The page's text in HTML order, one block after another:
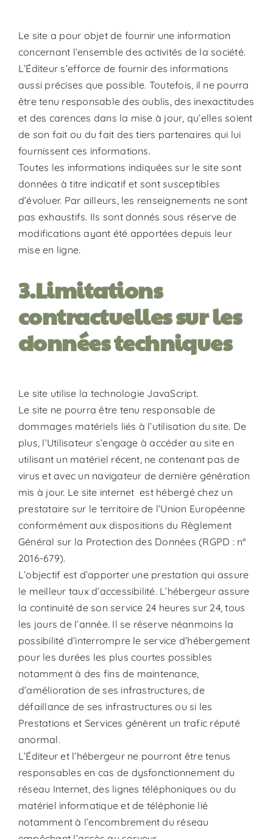
​Le site a pour objet de fournir une information
concernant l’ensemble des activités de la société.
L’Éditeur s’efforce de fournir des informations
aussi précises que possible. Toutefois, il ne pourra
être tenu responsable des oublis, des inexactitudes
et des carences dans la mise à jour, qu’elles soient
de son fait ou du fait des tiers partenaires qui lui
fournissent ces informations.
Toutes les informations indiquées sur le site sont
données à titre indicatif et sont susceptibles
d’évoluer. Par ailleurs, les renseignements ne sont
pas exhaustifs. Ils sont donnés sous réserve de
modifications ayant été apportées depuis leur
mise en ligne.
3.Limitations
contractuelles sur les
données techniques
Le site utilise la technologie JavaScript.
Le site ne pourra être tenu responsable de
dommages matériels liés à l’utilisation du site. De
plus, l’Utilisateur s’engage à accéder au site en
utilisant un matériel récent, ne contenant pas de
virus et avec un navigateur de dernière génération
mis à jour. Le site internet est hébergé chez un
prestataire sur le territoire de l’Union Européenne
conformément aux dispositions du Règlement
Général sur la Protection des Données (RGPD : n°
2016-679).
L’objectif est d’apporter une prestation qui assure
le meilleur taux d’accessibilité. L’hébergeur assure
la continuité de son service 24 heures sur 24, tous
les jours de l’année. Il se réserve néanmoins la
possibilité d’interrompre le service d’hébergement
pour les durées les plus courtes possibles
notamment à des fins de maintenance,
d’amélioration de ses infrastructures, de
défaillance de ses infrastructures ou si les
Prestations et Services génèrent un trafic réputé
anormal.
L’Éditeur et l’hébergeur ne pourront être tenus
responsables en cas de dysfonctionnement du
réseau Internet, des lignes téléphoniques ou du
matériel informatique et de téléphonie lié
notamment à l’encombrement du réseau